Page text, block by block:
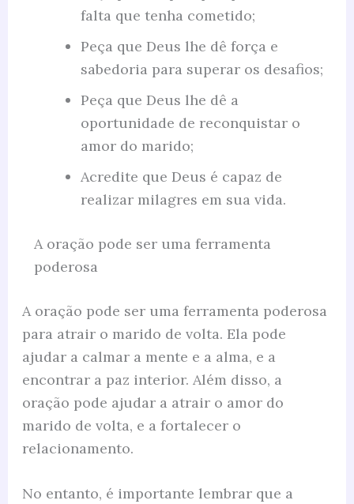
falta que tenha cometido;
Peça que Deus lhe dê força e
sabedoria para superar os desafios;
Peça que Deus lhe dê a
oportunidade de reconquistar o
amor do marido;
Acredite que Deus é capaz de
realizar milagres em sua vida.
A oração pode ser uma ferramenta
poderosa
A oração pode ser uma ferramenta poderosa
para atrair o marido de volta. Ela pode
ajudar a calmar a mente e a alma, e a
encontrar a paz interior. Além disso, a
oração pode ajudar a atrair o amor do
marido de volta, e a fortalecer o
relacionamento.
No entanto, é importante lembrar que a